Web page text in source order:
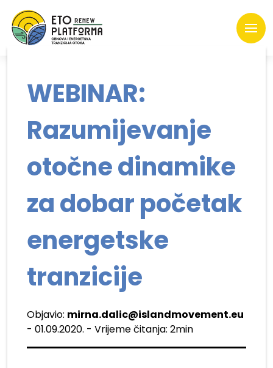
WEBINAR:
Razumijevanje
otočne dinamike
za dobar početak
energetske
tranzicije
Objavio: mirna.dalic@islandmovement.eu
- 01.09.2020. - Vrijeme čitanja: 2min